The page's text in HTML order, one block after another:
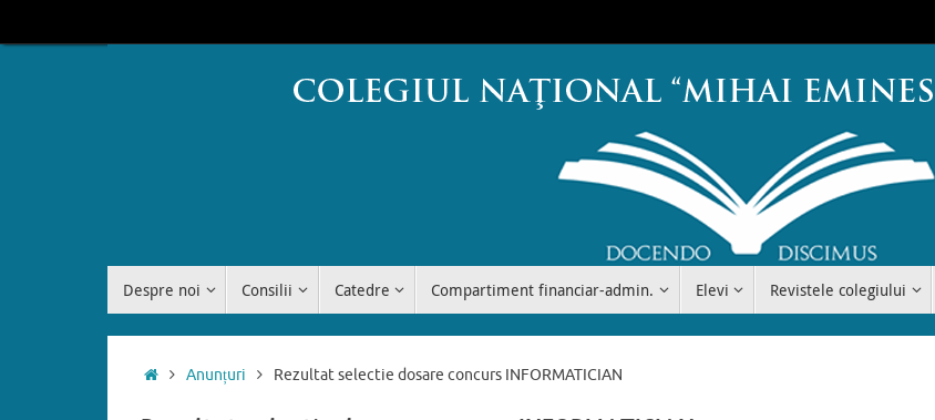
la
Despre noi Consilii Catedre Compartiment financiar-admin. Elevi Revistele colegiului
PrimaAnunțuri Rezultat selectie dosare concurs INFORMATICIAN